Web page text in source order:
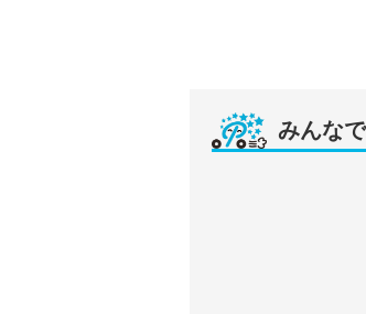
みんな